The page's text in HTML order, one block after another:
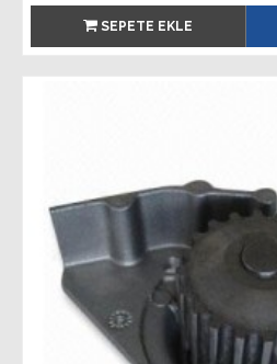
SEPETE EKLE